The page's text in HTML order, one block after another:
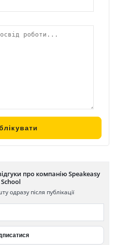
про компанію Speakeasy
School
одразу після публікації